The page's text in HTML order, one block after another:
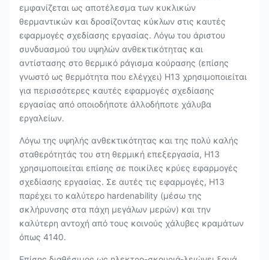
εμφανίζεται ως αποτέλεσμα των κυκλικών
θερμαντικών και δροσίζοντας κύκλων στις καυτές
εφαρμογές σχεδίασης εργασίας. Λόγω του άριστου
συνδυασμού του υψηλών ανθεκτικότητας και
αντίστασης στο θερμικό ράγισμα κούρασης (επίσης
γνωστό ως θερμότητα που ελέγχει) H13 χρησιμοποιείται
για περισσότερες καυτές εφαρμογές σχεδίασης
εργασίας από οποιοδήποτε άλλοδήποτε χάλυβα
εργαλείων.
Λόγω της υψηλής ανθεκτικότητας και της πολύ καλής
σταθερότητάς του στη θερμική επεξεργασία, H13
χρησιμοποιείται επίσης σε ποικίλες κρύες εφαρμογές
σχεδίασης εργασίας. Σε αυτές τις εφαρμογές, H13
παρέχει το καλύτερο hardenability (μέσω της
σκλήρυνσης στα πάχη μεγάλων μερών) και την
καλύτερη αντοχή από τους κοινούς χάλυβες κραμάτων
όπως 4140.